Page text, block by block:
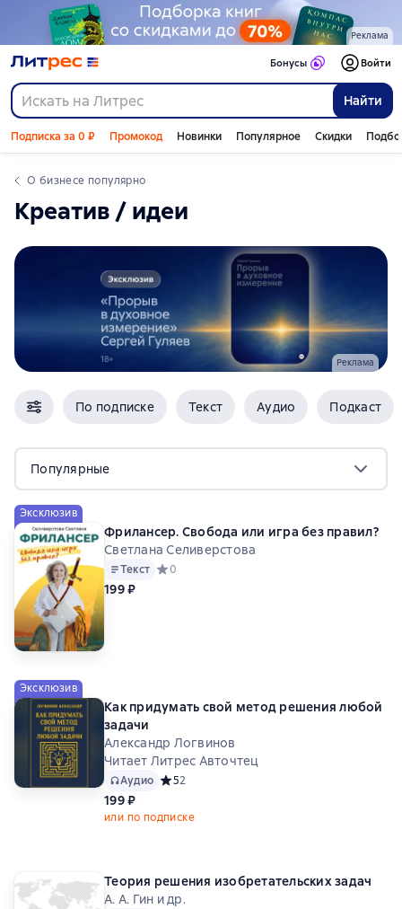
Реклама
Найти
Бонусы Войти
Подписка за 0 ₽ Промокод Новинки Популярное Скидки
о бизнесе популярно
креатив / идеи
Реклама
По подписке Текст Аудио Подкаст
Популярные
Эксклюзив
Фрилансер. Свобода или игра без правил?
Светлана Селиверстова
Текст Средний рейтинг 0 на основе 0 оценок
0
199 ₽
Эксклюзив
Как придумать свой метод решения любой
задачи
Александр Логвинов
Читает Литрес Авточтец
Аудио Средний рейтинг 5 на основе 2 оценок
52
199 ₽
или по подписке
Теория решения изобретательских задач
А. А. Гин и др.